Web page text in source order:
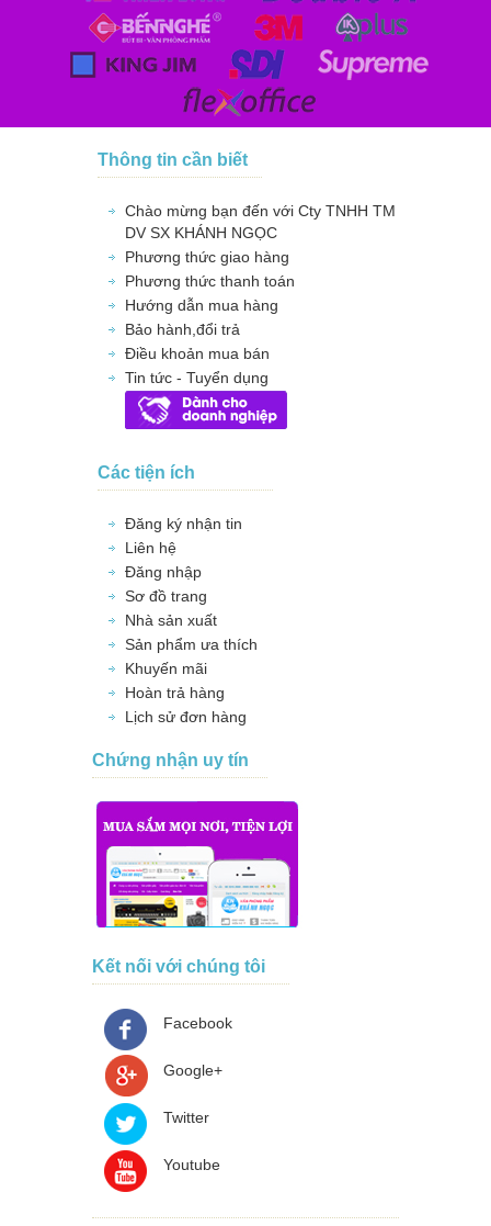
Thông tin cần biết
Chào mừng bạn đến với Cty TNHH TM
DV SX KHÁNH NGỌC
Phương thức giao hàng
Phương thức thanh toán
Hướng dẫn mua hàng
Bảo hành,đổi trả
Điều khoản mua bán
Tin tức - Tuyển dụng
Các tiện ích
Đăng ký nhận tin
Liên hệ
Đăng nhập
Sơ đồ trang
Nhà sản xuất
Sản phẩm ưa thích
Khuyến mãi
Hoàn trả hàng
Lịch sử đơn hàng
Chứng nhận uy tín
Kết nối với chúng tôi
Facebook
Google+
Twitter
Youtube